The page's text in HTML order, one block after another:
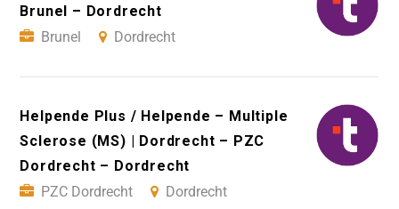
Brunel – Dordrecht
Brunel
Dordrecht
Helpende Plus / Helpende – Multiple
Sclerose (MS) | Dordrecht – PZC
Dordrecht – Dordrecht
PZC Dordrecht
Dordrecht